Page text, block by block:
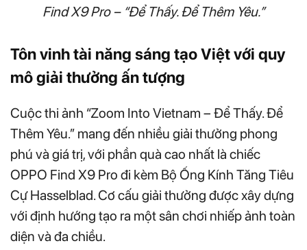
Find X9 Pro – “Để Thấy. Để Thêm Yêu.”
Tôn vinh tài năng sáng tạo Việt với quy
mô giải thưởng ấn tượng
Cuộc thi ảnh “Zoom Into Vietnam – Để Thấy. Để
Thêm Yêu.” mang đến nhiều giải thưởng phong
phú và giá trị, với phần quà cao nhất là chiếc
OPPO Find X9 Pro đi kèm Bộ Ống Kính Tăng Tiêu
Cự Hasselblad. Cơ cấu giải thưởng được xây dựng
với định hướng tạo ra một sân chơi nhiếp ảnh toàn
diện và đa chiều.